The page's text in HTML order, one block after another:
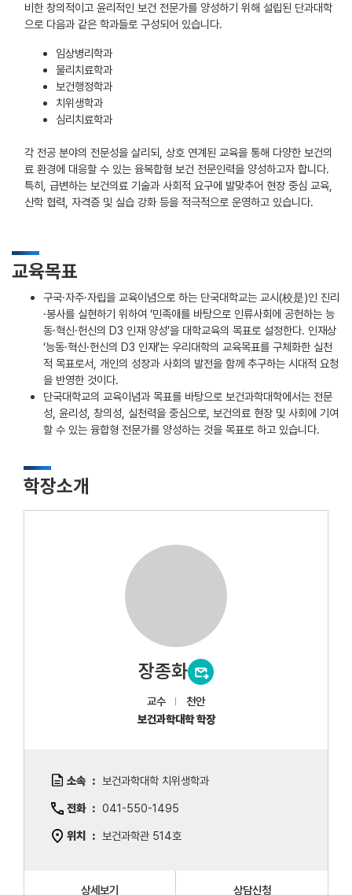
비한 창의적이고 윤리적인 보건 전문가를 양성하기 위해 설립된 단과대학
으로 다음과 같은 학과들로 구성되어 있습니다.
임상병리학과
물리치료학과
보건행정학과
치위생학과
심리치료학과
각 전공 분야의 전문성을 살리되, 상호 연계된 교육을 통해 다양한 보건의
료 환경에 대응할 수 있는 융복합형 보건 전문인력을 양성하고자 합니다.
특히, 급변하는 보건의료 기술과 사회적 요구에 발맞추어 현장 중심 교육,
산학 협력, 자격증 및 실습 강화 등을 적극적으로 운영하고 있습니다.
교육목표
구국·자주·자립을 교육이념으로 하는 단국대학교는 교시(校是)인 진리
·봉사를 실현하기 위하여 ‘민족애를 바탕으로 인류사회에 공헌하는 능
동·혁신·헌신의 D3 인재 양성’을 대학교육의 목표로 설정한다. 인재상
‘능동·혁신·헌신의 D3 인재’는 우리대학의 교육목표를 구체화한 실천
적 목표로서, 개인의 성장과 사회의 발전을 함께 추구하는 시대적 요청
을 반영한 것이다.
단국대학교의 교육이념과 목표를 바탕으로 보건과학대학에서는 전문
성, 윤리성, 창의성, 실천력을 중심으로, 보건의료 현장 및 사회에 기여
할 수 있는 융합형 전문가를 양성하는 것을 목표로 하고 있습니다.
학장소개
장종화
교수
천안
보건과학대학 학장
소속 보건과학대학 치위생학과
전화 041-550-1495
위치 보건과학관 514호
상세보기 상담신청